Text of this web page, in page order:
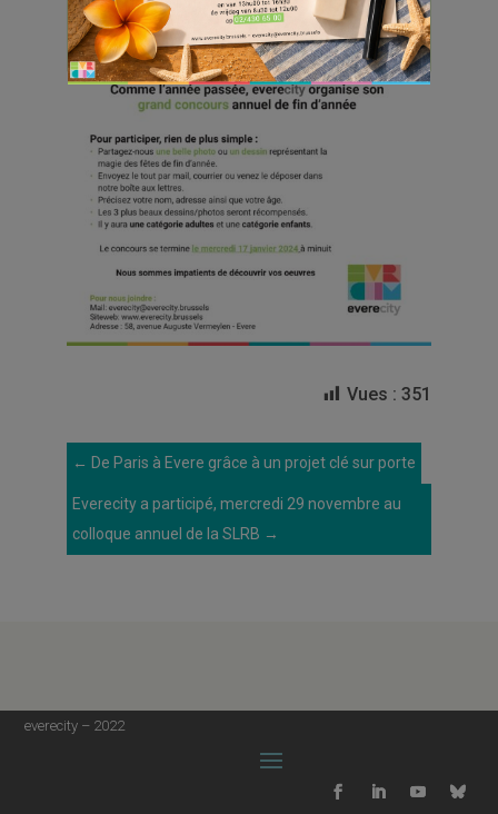
Vues : 351
← De Paris à Evere grâce à un projet clé sur porte
Everecity a participé, mercredi 29 novembre au
colloque annuel de la SLRB →
everecity – 2022